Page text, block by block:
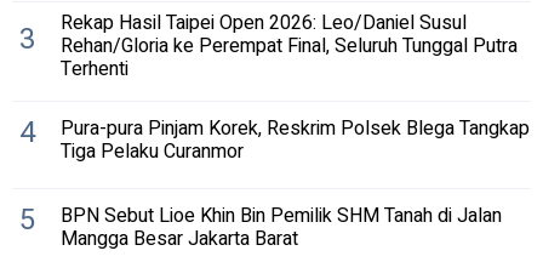
3 Rekap Hasil Taipei Open 2026: Leo/Daniel Susul
Rehan/Gloria ke Perempat Final, Seluruh Tunggal Putra
Terhenti
4 Pura-pura Pinjam Korek, Reskrim Polsek Blega Tangkap
Tiga Pelaku Curanmor
5 BPN Sebut Lioe Khin Bin Pemilik SHM Tanah di Jalan
Mangga Besar Jakarta Barat